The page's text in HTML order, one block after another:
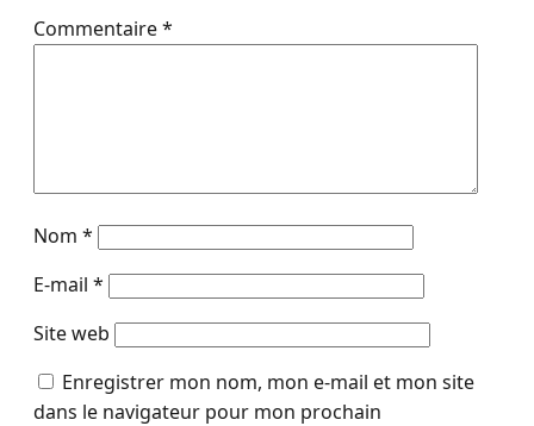
Commentaire*
Nom *
E-mail *
Site web
Enregistrer mon nom, mon e-mail et mon site
dans le navigateur pour mon prochain